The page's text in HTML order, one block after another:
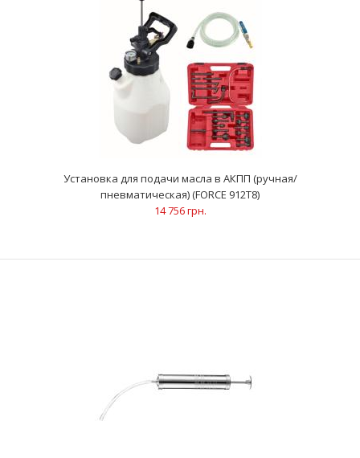
Установка для подачи масла в АКПП (ручная/
ОписаниеНабор для дозаправки таких жидкостей, как ATF,
трансмиссионное масло и масло для дифференциа..
Установка для подачи масла в АКПП (ручная/
пневматическая) (FORCE 912T8)
14 756 грн.